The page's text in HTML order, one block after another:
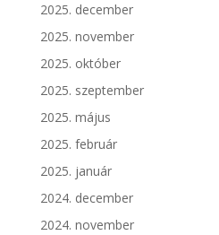
2025. december
2025. november
2025. október
2025. szeptember
2025. május
2025. február
2025. január
2024. december
2024. november